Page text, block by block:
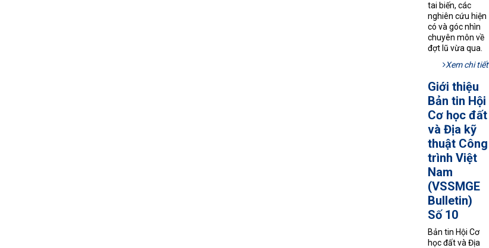
tai biến, các
nghiên cứu hiện
có và góc nhìn
chuyên môn về
đợt lũ vừa qua.
Xem chi tiết
Giới thiệu
Bản tin Hội
Cơ học đất
và Địa kỹ
thuật Công
trình Việt
Nam
(VSSMGE
Bulletin)
Số 10
Bản tin Hội Cơ
học đất và Địa